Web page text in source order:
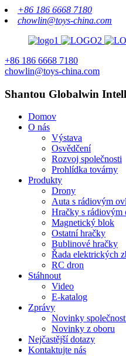
+86 186 6668 7180
chowlin@toys-china.com
+86 186 6668 7180
chowlin@toys-china.com
Shantou Globalwin
Domov
O nás
Výstava
Osvědčení
Rozvoj společnosti
Prohlídka továrny
Produkty
Drony
Auta s rádiovým
Hračky s rádiovým
Magnetický blok
Ostatní hračky
Bublinové hračky
Řada elektrických
RC dron
Stáhnout
Video
E-katalog
Zprávy
Novinky
Novinky z oboru
Nejčastější dotazy
Kontaktujte nás